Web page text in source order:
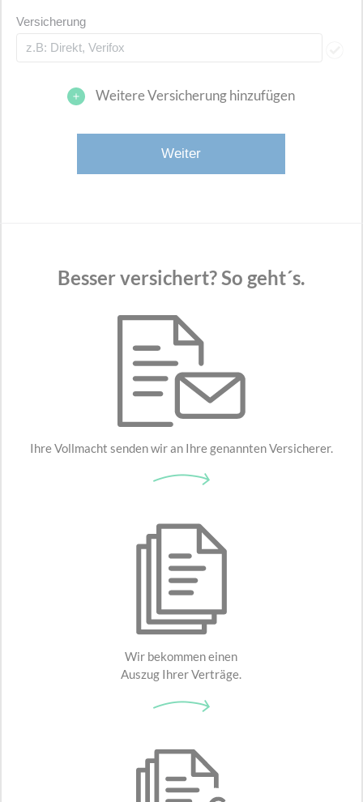
Versicherung
Weitere Versicherung hinzufügen
Besser versichert? So geht´s.
Ihre Vollmacht senden wir an Ihre genannten Versicherer.
Wir bekommen einen
Auszug Ihrer Verträge.